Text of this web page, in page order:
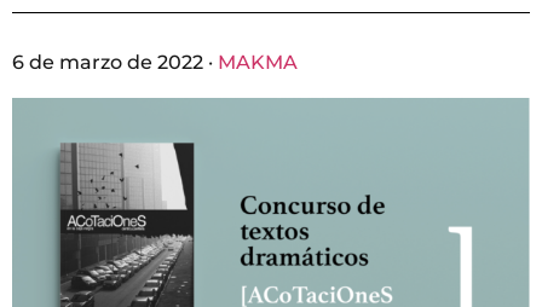
6 de marzo de 2022 · MAKMA